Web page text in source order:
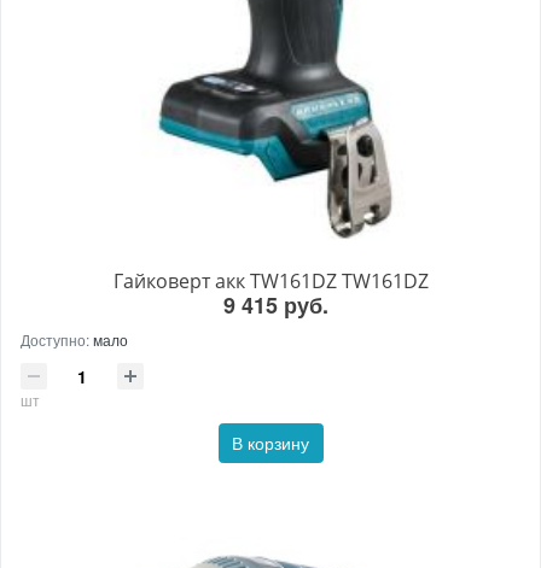
Гайковерт акк TW161DZ TW161DZ
9 415 руб.
Доступно:мало
шт
В корзину